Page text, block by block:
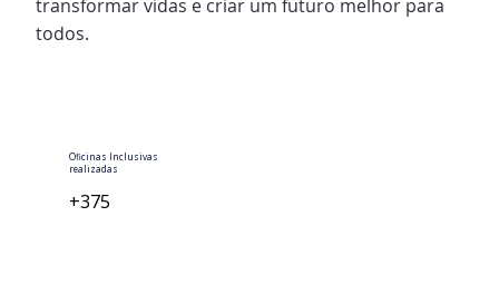
transformar vidas e criar um futuro melhor para
todos.
Oficinas Inclusivas
realizadas
+375